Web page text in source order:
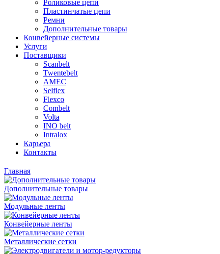
Роликовые цепи
Пластинчатые цепи
Ремни
Дополнительные товары
Конвейерные системы
Услуги
Поставщики
Scanbelt
Twentebelt
АMEC
Selflex
Flexco
Combelt
Volta
INO belt
Intralox
Карьера
Контакты
Главная
Дополнительные товары
Модульные ленты
Конвейерные ленты
Металлические сетки